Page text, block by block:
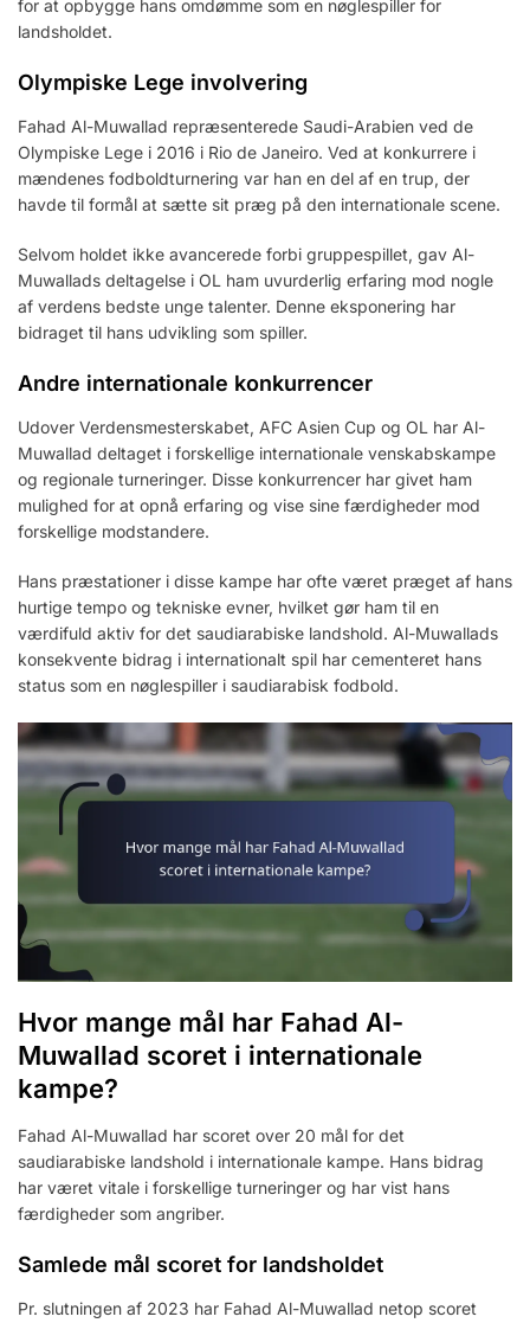
for at opbygge hans omdømme som en nøglespiller for
landsholdet.
Olympiske Lege involvering
Fahad Al-Muwallad repræsenterede Saudi-Arabien ved de
Olympiske Lege i 2016 i Rio de Janeiro. Ved at konkurrere i
mændenes fodboldturnering var han en del af en trup, der
havde til formål at sætte sit præg på den internationale scene.
Selvom holdet ikke avancerede forbi gruppespillet, gav Al-
Muwallads deltagelse i OL ham uvurderlig erfaring mod nogle
af verdens bedste unge talenter. Denne eksponering har
bidraget til hans udvikling som spiller.
Andre internationale konkurrencer
Udover Verdensmesterskabet, AFC Asien Cup og OL har Al-
Muwallad deltaget i forskellige internationale venskabskampe
og regionale turneringer. Disse konkurrencer har givet ham
mulighed for at opnå erfaring og vise sine færdigheder mod
forskellige modstandere.
Hans præstationer i disse kampe har ofte været præget af hans
hurtige tempo og tekniske evner, hvilket gør ham til en
værdifuld aktiv for det saudiarabiske landshold. Al-Muwallads
konsekvente bidrag i internationalt spil har cementeret hans
status som en nøglespiller i saudiarabisk fodbold.
Hvor mange mål har Fahad Al-
Muwallad scoret i internationale
kampe?
Fahad Al-Muwallad har scoret over 20 mål for det
saudiarabiske landshold i internationale kampe. Hans bidrag
har været vitale i forskellige turneringer og har vist hans
færdigheder som angriber.
Samlede mål scoret for landsholdet
Pr. slutningen af 2023 har Fahad Al-Muwallad netop scoret